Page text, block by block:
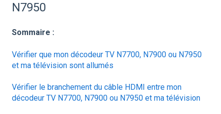
N7950
Sommaire :
Vérifier que mon décodeur TV N7700, N7900 ou N7950
et ma télévision sont allumés
Vérifier le branchement du câble HDMI entre mon
décodeur TV N7700, N7900 ou N7950 et ma télévision